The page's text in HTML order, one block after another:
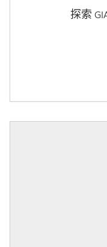
探索